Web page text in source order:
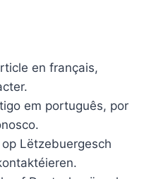
en français,
em português, por
Lëtzebuergesch